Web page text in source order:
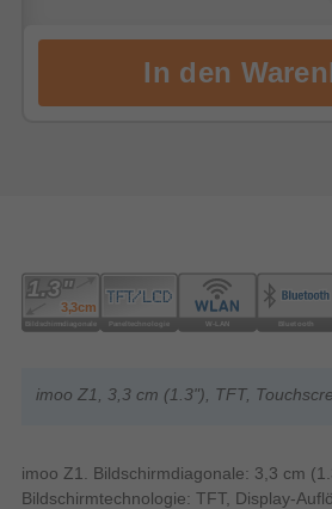
imoo Z1, 3,3 cm (1.3"), TFT,
imoo Z1. Bildschirmdiagonale: 3,3 cm
Bildschirmtechnologie: TFT, Display-